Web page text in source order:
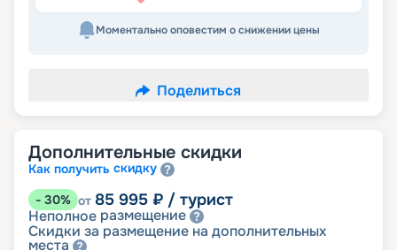
Моментально оповестим о снижении цены
Поделиться
Дополнительные скидки
Как получить скидку
- 30% от 85 995 ₽ / турист
Неполное размещение
Скидки за размещение на дополнительных
места